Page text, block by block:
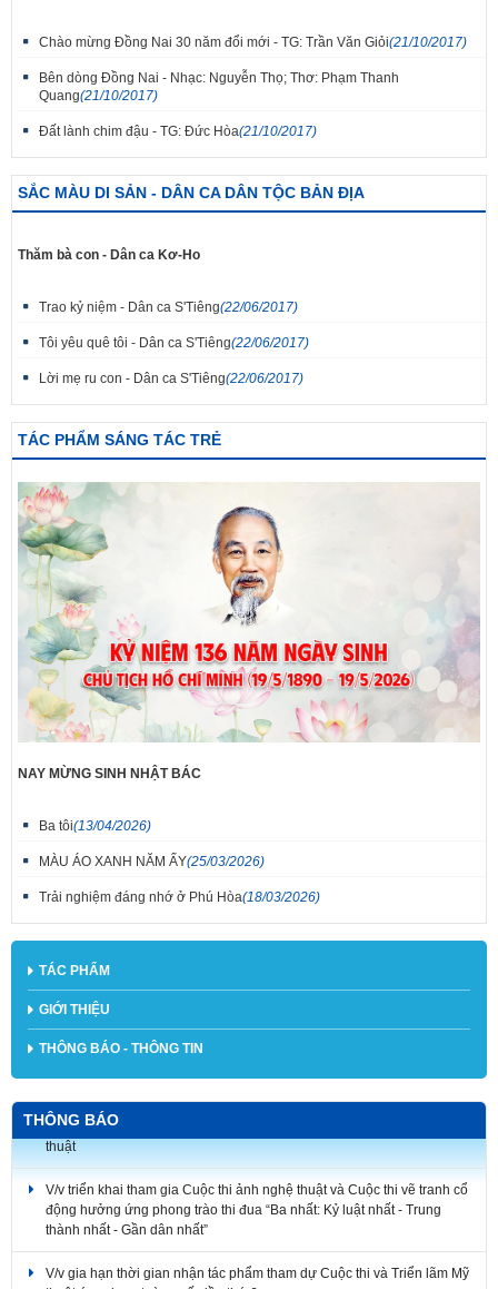
Chào mừng Đồng Nai 30 năm đổi mới - TG: Trần Văn Giỏi(21/10/2017)
Bên dòng Đồng Nai - Nhạc: Nguyễn Thọ; Thơ: Phạm Thanh
Quang(21/10/2017)
Đất lành chim đậu - TG: Đức Hòa(21/10/2017)
SẮC MÀU DI SẢN - DÂN CA DÂN TỘC BẢN ĐỊA
Thăm bà con - Dân ca Kơ-Ho
Trao kỷ niệm - Dân ca S'Tiêng(22/06/2017)
Tôi yêu quê tôi - Dân ca S'Tiêng(22/06/2017)
Lời mẹ ru con - Dân ca S'Tiêng(22/06/2017)
TÁC PHẨM SÁNG TÁC TRẺ
NAY MỪNG SINH NHẬT BÁC
Ba tôi(13/04/2026)
MÀU ÁO XANH NĂM ẤY(25/03/2026)
Trải nghiệm đáng nhớ ở Phú Hòa(18/03/2026)
TÁC PHẨM
GIỚI THIỆU
THÔNG BÁO - THÔNG TIN
THÔNG BÁO
V/v triển khai tham gia Cuộc thi ảnh nghệ thuật và Cuộc thi vẽ tranh cổ
động hưởng ứng phong trào thi đua “Ba nhất: Kỷ luật nhất - Trung
thành nhất - Gần dân nhất”
V/v gia hạn thời gian nhận tác phẩm tham dự Cuộc thi và Triển lãm Mỹ
thuật ứng dụng toàn quốc lần thứ 6